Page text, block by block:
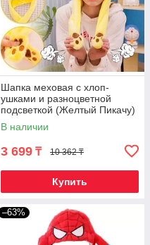
Шапка меховая с хлоп-
ушками и разноцветной
подсветкой (Желтый Пикачу)
В наличии
3 699 ₸ 10 362 ₸
Купить
–63%